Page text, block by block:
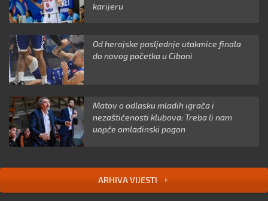
karijeru
Od herojske posljednje utakmice finala
do novog početka u Ciboni
Matov o odlasku mladih igrača i
nezaštićenosti klubova: Treba li nam
uopće omladinski pogon
ARHIVA VIJESTI